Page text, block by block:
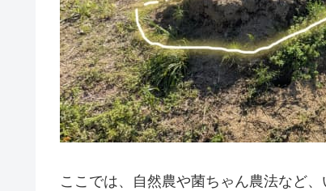
ここでは、自然農や菌ちゃん農法など